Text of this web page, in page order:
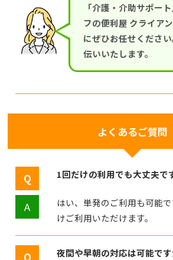
「介護・介助サポー
フの便利屋 クライア
にぜひお任せくださ
伝いいたします。
よくあるご質問
1回だけの利用でも大丈夫で
はい、単発のご利用も可能
けご利用いただけます。
夜間や早朝の対応は可能です